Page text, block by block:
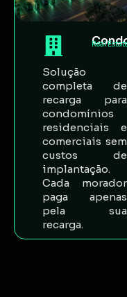
Real
Solução
completa de
recarga para
condomínios
residenciais e
comerciais sem
custos de
implantação.
Cada morador
paga apenas
pela sua
recarga.